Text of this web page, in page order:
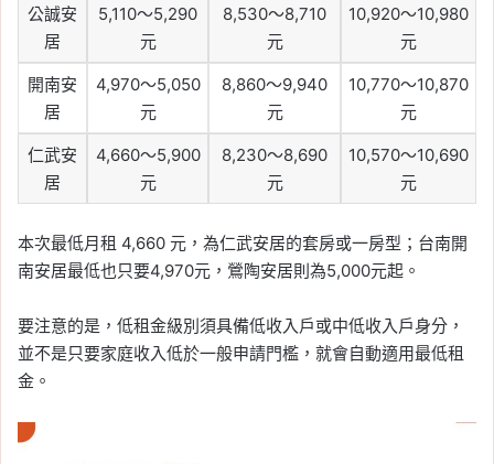
公誠安
居
5,110～5,290
元
8,530～8,710
元
10,920～10,980
元
開南安
居
4,970～5,050
元
8,860～9,940
元
10,770～10,870
元
仁武安
居
4,660～5,900
元
8,230～8,690
元
10,570～10,690
元
本次最低月租 4,660 元，為仁武安居的套房或一房型；台南開
南安居最低也只要4,970元，鶯陶安居則為5,000元起。
要注意的是，低租金級別須具備低收入戶或中低收入戶身分，
並不是只要家庭收入低於一般申請門檻，就會自動適用最低租
金。